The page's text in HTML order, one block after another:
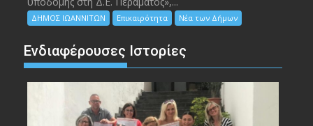
ΔΗΜΟΣ ΙΩΑΝΝΙΤΩΝ Επικαιρότητα Νέα των Δήμων
Ενδιαφέρουσες Ιστορίες